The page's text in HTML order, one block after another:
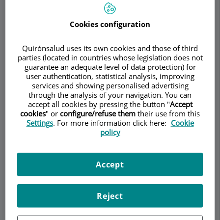
DescripciónServiciosEquipoContactoDatos de interés
Horario
Enfermedad de Whipple
La enfermedad de Whipple es una enfermedad
multisistémica crónica y poco frecuente causada
por la bacteria Tropheryma whipplei. Aunque
afecta principalmente al sistema gastrointestinal,
Cookies configuration
Quirónsalud uses its own cookies and those of third
parties (located in countries whose legislation does not
guarantee an adequate level of data protection) for
user authentication, statistical analysis, improving
services and showing personalised advertising
through the analysis of your navigation. You can
accept all cookies by pressing the button "Accept
cookies" or configure/refuse them their use from this
Settings. For more information click here: Cookie
policy
Reject
Accept